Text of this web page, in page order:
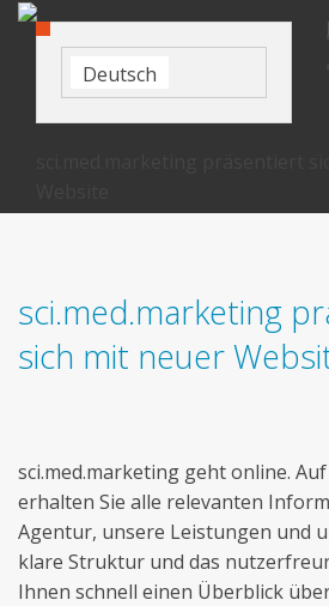
Deutsch
Kontakt
sci.med.marketing
sich mit neuer
sci.med.marketing geht online.
erhalten Sie alle relevanten
Agentur, unsere Leistungen und
klare Struktur und das
Ihnen schnell einen Überblick